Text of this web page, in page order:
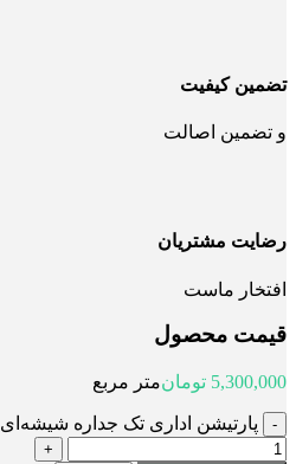
تضمین کیفیت
و تضمین اصالت
رضایت مشتریان
افتخار ماست
قیمت محصول
5,300,000 تومانمتر مربع
پارتیشن اداری تک جداره شیشه‌ای Da73 عدد